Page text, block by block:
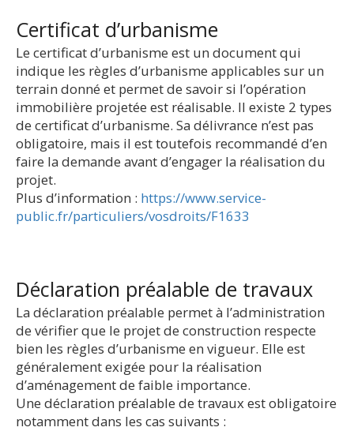
Certificat d’urbanisme
Le certificat d’urbanisme est un document qui
indique les règles d’urbanisme applicables sur un
terrain donné et permet de savoir si l’opération
immobilière projetée est réalisable. Il existe 2 types
de certificat d’urbanisme. Sa délivrance n’est pas
obligatoire, mais il est toutefois recommandé d’en
faire la demande avant d’engager la réalisation du
projet.
Plus d’information : https://www.service-
public.fr/particuliers/vosdroits/F1633
Déclaration préalable de travaux
La déclaration préalable permet à l’administration
de vérifier que le projet de construction respecte
bien les règles d’urbanisme en vigueur. Elle est
généralement exigée pour la réalisation
d’aménagement de faible importance.
Une déclaration préalable de travaux est obligatoire
notamment dans les cas suivants :